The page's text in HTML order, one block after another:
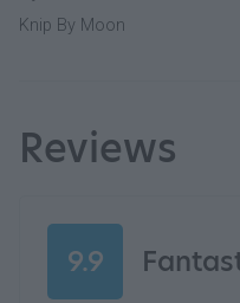
Knip By Moon
Reviews
9.9